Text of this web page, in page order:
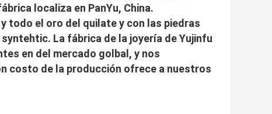
localiza en PanYu, China.
todo el oro del quilate y con las piedras
La fábrica de la joyería de Yujinfu
en del mercado golbal, y nos
costo de la producción ofrece a nuestros